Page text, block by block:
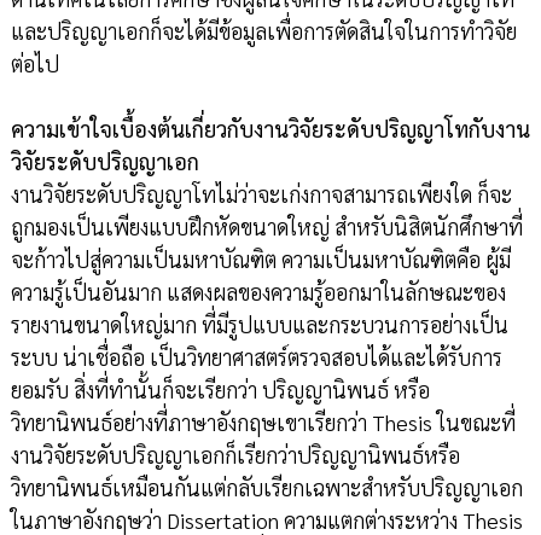
และปริญญาเอกก็จะได้มีข้อมูลเพื่อการตัดสินใจในการทำวิจัย
ต่อไป
ความเข้าใจเบื้องต้นเกี่ยวกับงานวิจัยระดับปริญญาโทกับงาน
วิจัยระดับปริญญาเอก
งานวิจัยระดับปริญญาโทไม่ว่าจะเก่งกาจสามารถเพียงใด ก็จะ
ถูกมองเป็นเพียงแบบฝึกหัดขนาดใหญ่ สำหรับนิสิตนักศึกษาที่
จะก้าวไปสู่ความเป็นมหาบัณฑิต ความเป็นมหาบัณฑิตคือ ผู้มี
ความรู้เป็นอันมาก แสดงผลของความรู้ออกมาในลักษณะของ
รายงานขนาดใหญ่มาก ที่มีรูปแบบและกระบวนการอย่างเป็น
ระบบ น่าเชื่อถือ เป็นวิทยาศาสตร์ตรวจสอบได้และได้รับการ
ยอมรับ สิ่งที่ทำนั้นก็จะเรียกว่า ปริญญานิพนธ์ หรือ
วิทยานิพนธ์อย่างที่ภาษาอังกฤษเขาเรียกว่า Thesis ในขณะที่
งานวิจัยระดับปริญญาเอกก็เรียกว่าปริญญานิพนธ์หรือ
วิทยานิพนธ์เหมือนกันแต่กลับเรียกเฉพาะสำหรับปริญญาเอก
ในภาษาอังกฤษว่า Dissertation ความแตกต่างระหว่าง Thesis